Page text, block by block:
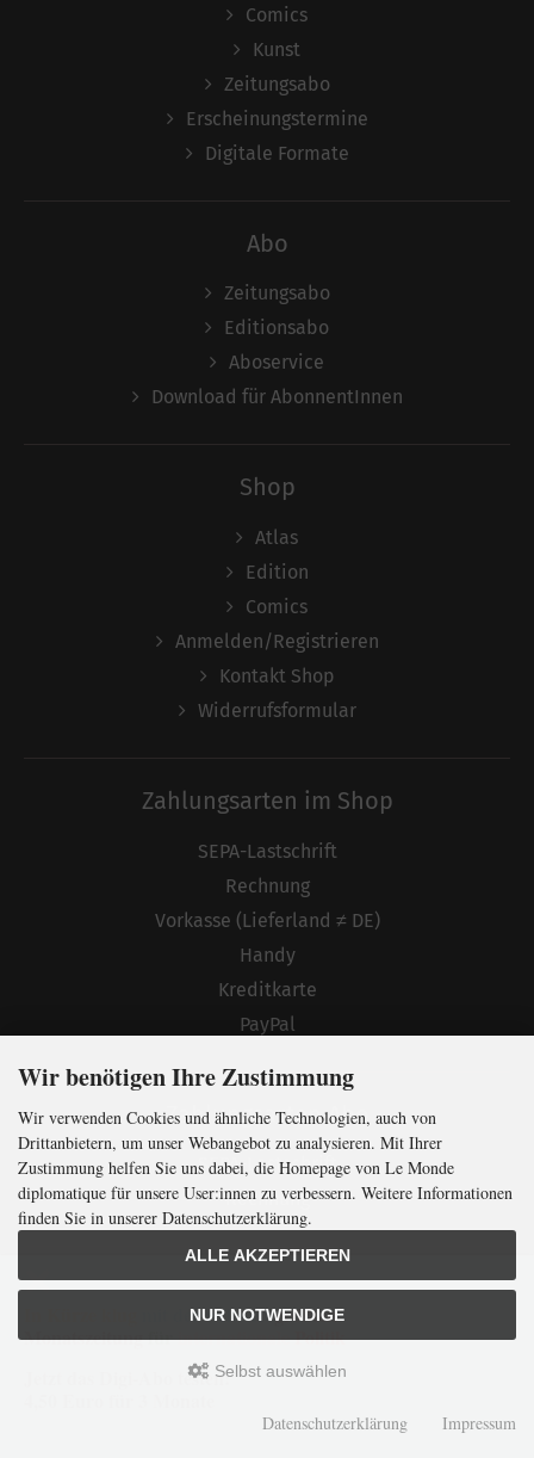
mit der weltweitgrößten
MonatszeitungfürinternationalePolitik
Jetzt das Digi-Abo testen:
Comics
Kunst
Zeitungsabo
Erscheinungstermine
Digitale Formate
Abo
Zeitungsabo
Editionsabo
Aboservice
Download für AbonnentInnen
Shop
Atlas
Edition
Comics
Anmelden/Registrieren
Kontakt Shop
Widerrufsformular
Zahlungsarten im Shop
SEPA-Lastschrift
Rechnung
Vorkasse (Lieferland ≠ DE)
Handy
Kreditkarte
PayPal
Zahlungsarten Abo
SEPA-Lastschrift
Rechnung
Verlag
Liefer- und Versandkosten
Datenschutzerklärung
Wir benötigen Ihre Zustimmung
Wir verwenden Cookies und ähnliche Technologien, auch von
Drittanbietern, um unser Webangebot zu analysieren. Mit Ihrer
Zustimmung helfen Sie uns dabei, die Homepage von Le Monde
diplomatique für unsere User:innen zu verbessern. Weitere Informationen
finden Sie in unserer Datenschutzerklärung.
ALLE AKZEPTIEREN
NUR NOTWENDIGE
Selbst auswählen
Datenschutzerklärung Impressum